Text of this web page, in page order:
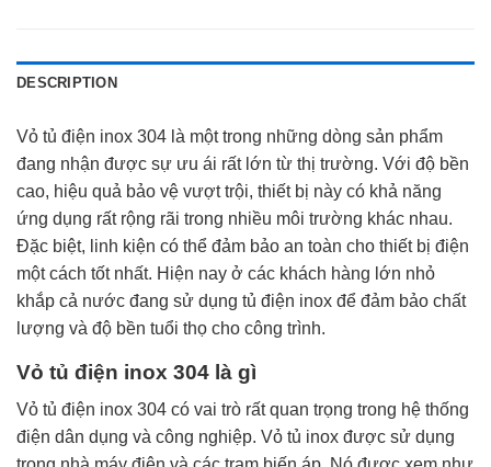
DESCRIPTION
Vỏ tủ điện inox 304 là một trong những dòng sản phẩm
đang nhận được sự ưu ái rất lớn từ thị trường. Với độ bền
cao, hiệu quả bảo vệ vượt trội, thiết bị này có khả năng
ứng dụng rất rộng rãi trong nhiều môi trường khác nhau.
Đặc biệt, linh kiện có thể đảm bảo an toàn cho thiết bị điện
một cách tốt nhất. Hiện nay ở các khách hàng lớn nhỏ
khắp cả nước đang sử dụng tủ điện inox để đảm bảo chất
lượng và độ bền tuổi thọ cho công trình.
Vỏ tủ điện inox 304 là gì
Vỏ tủ điện inox 304 có vai trò rất quan trọng trong hệ thống
điện dân dụng và công nghiệp. Vỏ tủ inox được sử dụng